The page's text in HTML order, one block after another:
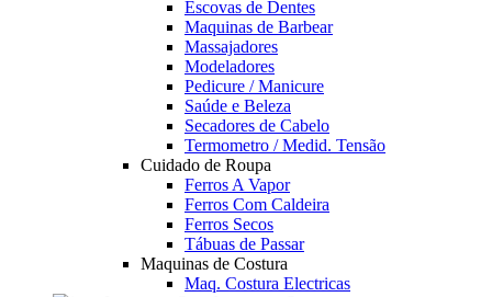
Escovas de Dentes
Maquinas de Barbear
Massajadores
Modeladores
Pedicure / Manicure
Saúde e Beleza
Secadores de Cabelo
Termometro / Medid. Tensão
Cuidado de Roupa
Ferros A Vapor
Ferros Com Caldeira
Ferros Secos
Tábuas de Passar
Maquinas de Costura
Maq. Costura Electricas